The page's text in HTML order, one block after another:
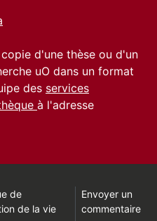
d'une thèse ou d'un
uO dans un format
des services
à l'adresse
de
de la vie
Envoyer un
commentaire